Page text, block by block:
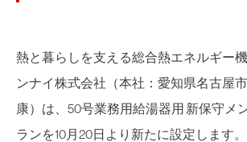
熱と暮らしを支える総合熱エネルギー
ンナイ株式会社（本社：愛知県名古屋
康）は、50号業務用給湯器用 新保守メ
ランを10月20日より新たに設定します